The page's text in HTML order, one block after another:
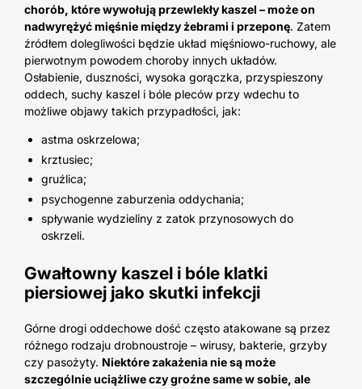
chorób, które wywołują przewlekły kaszel – może on
nadwyrężyć mięśnie między żebrami i przeponę. Zatem
źródłem dolegliwości będzie układ mięśniowo-ruchowy, ale
pierwotnym powodem choroby innych układów.
Osłabienie, duszności, wysoka gorączka, przyspieszony
oddech, suchy kaszel i bóle pleców przy wdechu to
możliwe objawy takich przypadłości, jak:
astma oskrzelowa;
krztusiec;
gruźlica;
psychogenne zaburzenia oddychania;
spływanie wydzieliny z zatok przynosowych do
oskrzeli.
Gwałtowny kaszel i bóle klatki
piersiowej jako skutki infekcji
Górne drogi oddechowe dość często atakowane są przez
różnego rodzaju drobnoustroje – wirusy, bakterie, grzyby
czy pasożyty. Niektóre zakażenia nie są może
szczególnie uciążliwe czy groźne same w sobie, ale